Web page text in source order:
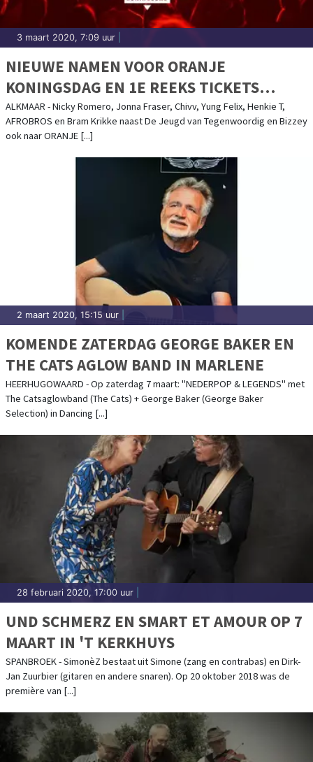
3 maart 2020, 7:09 uur
NIEUWE NAMEN VOOR ORANJE
KONINGSDAG EN 1E REEKS TICKETS
UITVERKOCHT
ALKMAAR - Nicky Romero, Jonna Fraser, Chivv, Yung Felix, Henkie T,
AFROBROS en Bram Krikke naast De Jeugd van Tegenwoordig en Bizzey
ook naar ORANJE [...]
2 maart 2020, 15:15 uur
KOMENDE ZATERDAG GEORGE BAKER EN
THE CATS AGLOW BAND IN MARLENE
HEERHUGOWAARD - Op zaterdag 7 maart: "NEDERPOP & LEGENDS" met
The Catsaglowband (The Cats) + George Baker (George Baker
Selection) in Dancing [...]
28 februari 2020, 17:00 uur
UND SCHMERZ EN SMART ET AMOUR OP 7
MAART IN 'T KERKHUYS
SPANBROEK - SimonèZ bestaat uit Simone (zang en contrabas) en Dirk-
Jan Zuurbier (gitaren en andere snaren). Op 20 oktober 2018 was de
première van [...]